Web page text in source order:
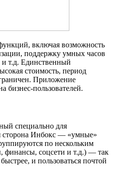
включая возможность
поддержку умных часов
и т.д. Единственный
стоимость, период
Приложение
бизнес-пользователей.
специально для
сторона Инбокс — «умные»
по нескольким
финансы, соцсети и т.д.) — так
и пользоваться почтой